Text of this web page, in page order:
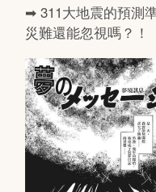
➡ 311大地震的預測
災難還能忽視嗎？！